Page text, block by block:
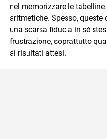
nel memorizzare le tabelline
aritmetiche. Spesso,
una scarsa fiducia in sé
frustrazione, soprattutto
ai risultati attesi.